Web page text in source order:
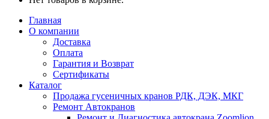
Главная
О компании
Доставка
Оплата
Гарантия и Возврат
Сертификаты
Каталог
Продажа гусеничных кранов РДК, ДЭК, МКГ
Ремонт Автокранов